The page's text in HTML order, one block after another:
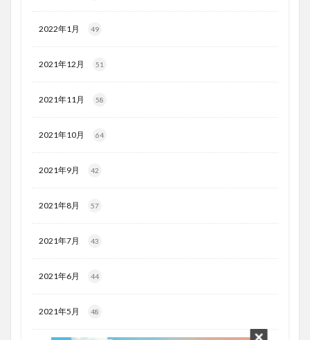
2022年1月 49
2021年12月 51
2021年11月 58
2021年10月 64
2021年9月 42
2021年8月 57
2021年7月 43
2021年6月 44
2021年5月 48